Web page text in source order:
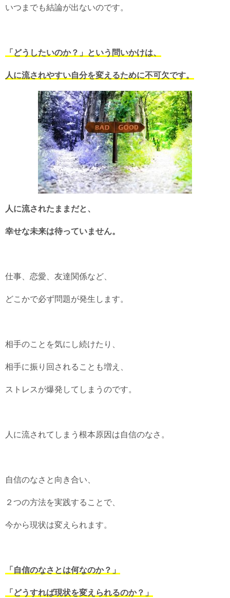
いつまでも結論が出ないのです。
「どうしたいのか？」という問いかけは、
人に流されやすい自分を変えるために不可欠です。
人に流されたままだと、
幸せな未来は待っていません。
仕事、恋愛、友達関係など、
どこかで必ず問題が発生します。
相手のことを気にし続けたり、
相手に振り回されることも増え、
ストレスが爆発してしまうのです。
人に流されてしまう根本原因は自信のなさ。
自信のなさと向き合い、
２つの方法を実践することで、
今から現状は変えられます。
「自信のなさとは何なのか？」
「どうすれば現状を変えられるのか？」